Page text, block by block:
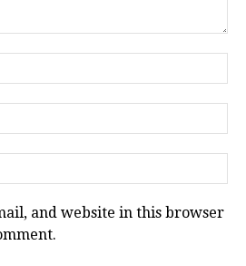
and website in this browser